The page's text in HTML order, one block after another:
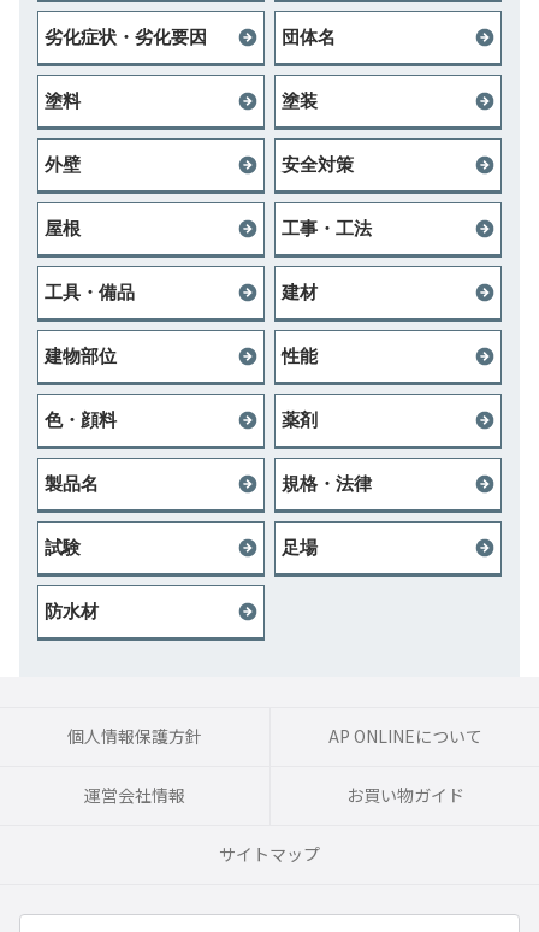
劣化症状・劣化要因 団体名
塗料 塗装
外壁 安全対策
屋根 工事・工法
工具・備品 建材
建物部位 性能
色・顔料 薬剤
製品名 規格・法律
試験 足場
防水材
個人情報保護方針 AP ONLINEについて
運営会社情報 お買い物ガイド
サイトマップ